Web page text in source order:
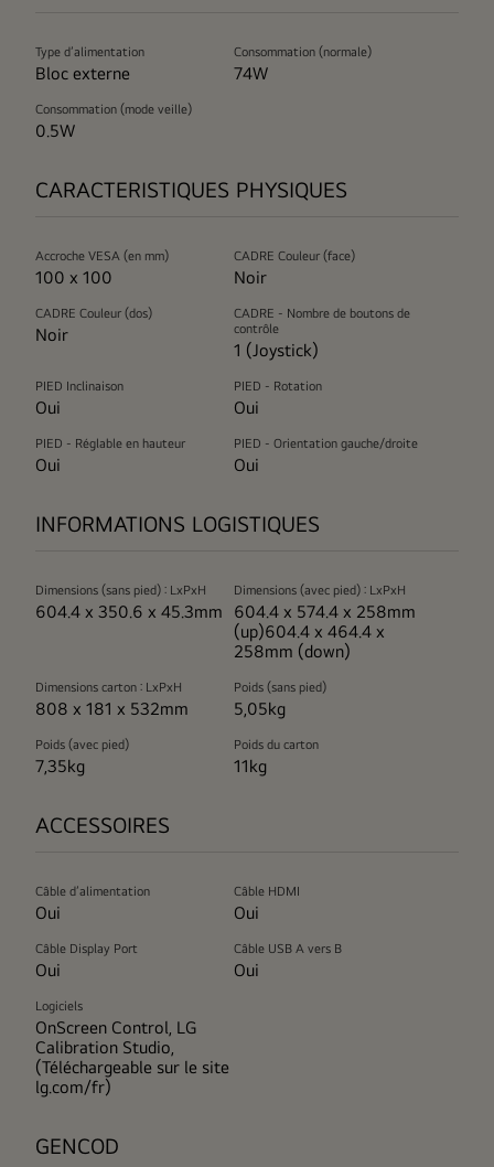
Type d’alimentation
Bloc externe
Consommation (normale)
74W
Consommation (mode veille)
0.5W
CARACTERISTIQUES PHYSIQUES
Accroche VESA (en mm)
100 x 100
CADRE Couleur (face)
Noir
CADRE Couleur (dos)
Noir
CADRE - Nombre de boutons de
contrôle
1 (Joystick)
PIED Inclinaison
Oui
PIED - Rotation
Oui
PIED - Réglable en hauteur
Oui
PIED - Orientation gauche/droite
Oui
INFORMATIONS LOGISTIQUES
Dimensions (sans pied) : LxPxH
604.4 x 350.6 x 45.3mm
Dimensions (avec pied) : LxPxH
604.4 x 574.4 x 258mm
(up)604.4 x 464.4 x
258mm (down)
Dimensions carton : LxPxH
808 x 181 x 532mm
Poids (sans pied)
5,05kg
Poids (avec pied)
7,35kg
Poids du carton
11kg
ACCESSOIRES
Câble d’alimentation
Oui
Câble HDMI
Oui
Câble Display Port
Oui
Câble USB A vers B
Oui
Logiciels
OnScreen Control, LG
Calibration Studio,
(Téléchargeable sur le site
lg.com/fr)
GENCOD